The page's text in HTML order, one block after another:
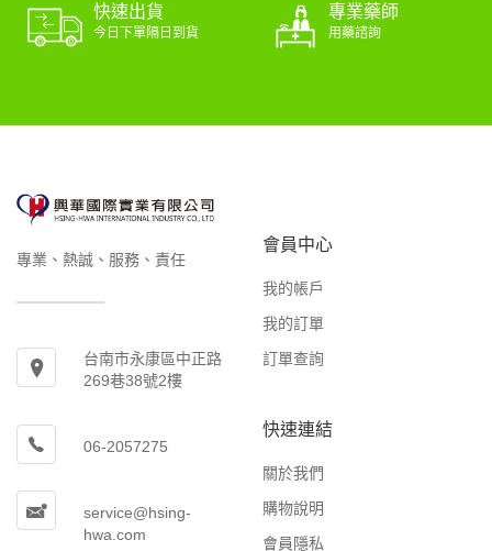
快速出貨
今日下單隔日到貨
專業藥師
用藥諮詢
專業、熱誠、服務、責任
台南市永康區中正路
269巷38號2樓
06-2057275
service@hsing-
hwa.com
會員中心
我的帳戶
我的訂單
訂單查詢
快速連結
關於我們
購物說明
會員隱私